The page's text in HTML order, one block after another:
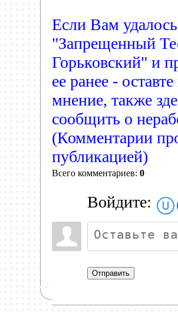
Если Вам
"Запрещенный
Горьковский" и
ее ранее -
мнение, также
сообщить о
(Комментарии
публикацией)
Всего комментариев: 0
Войдите:
Отправить